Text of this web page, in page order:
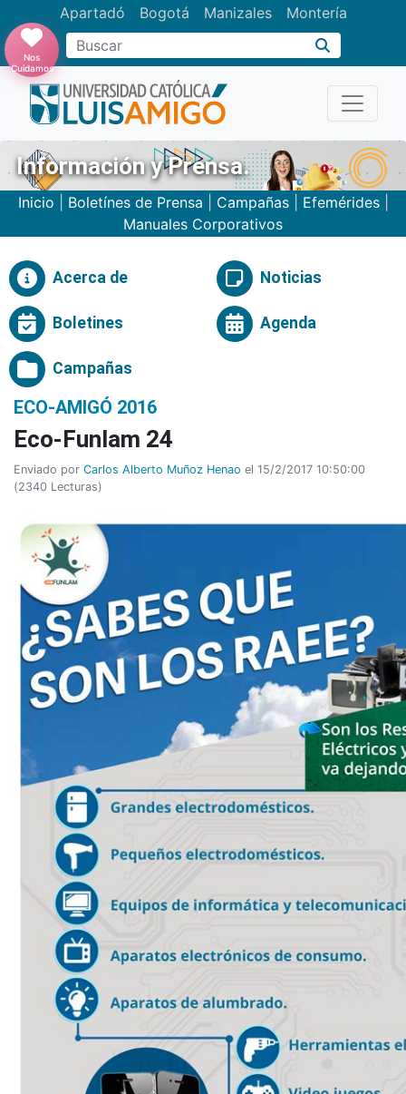
Apartadó Bogotá Manizales Montería
Buscar
Nos
Cuidamos
Información y Prensa.
Inicio Boletínes de Prensa Campañas| Efemérides|
Manuales Corporativos
Acerca de Noticias
Boletines Agenda
Campañas
ECO-AMIGÓ 2016
Eco-Funlam 24
Enviado por Carlos Alberto Muñoz Henao el 15/2/2017 10:50:00
(2340 Lecturas)